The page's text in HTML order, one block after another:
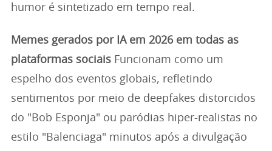
humor é sintetizado em tempo real.
Memes gerados por IA em 2026 em todas as
plataformas sociais Funcionam como um
espelho dos eventos globais, refletindo
sentimentos por meio de deepfakes distorcidos
do "Bob Esponja" ou paródias hiper-realistas no
estilo "Balenciaga" minutos após a divulgação